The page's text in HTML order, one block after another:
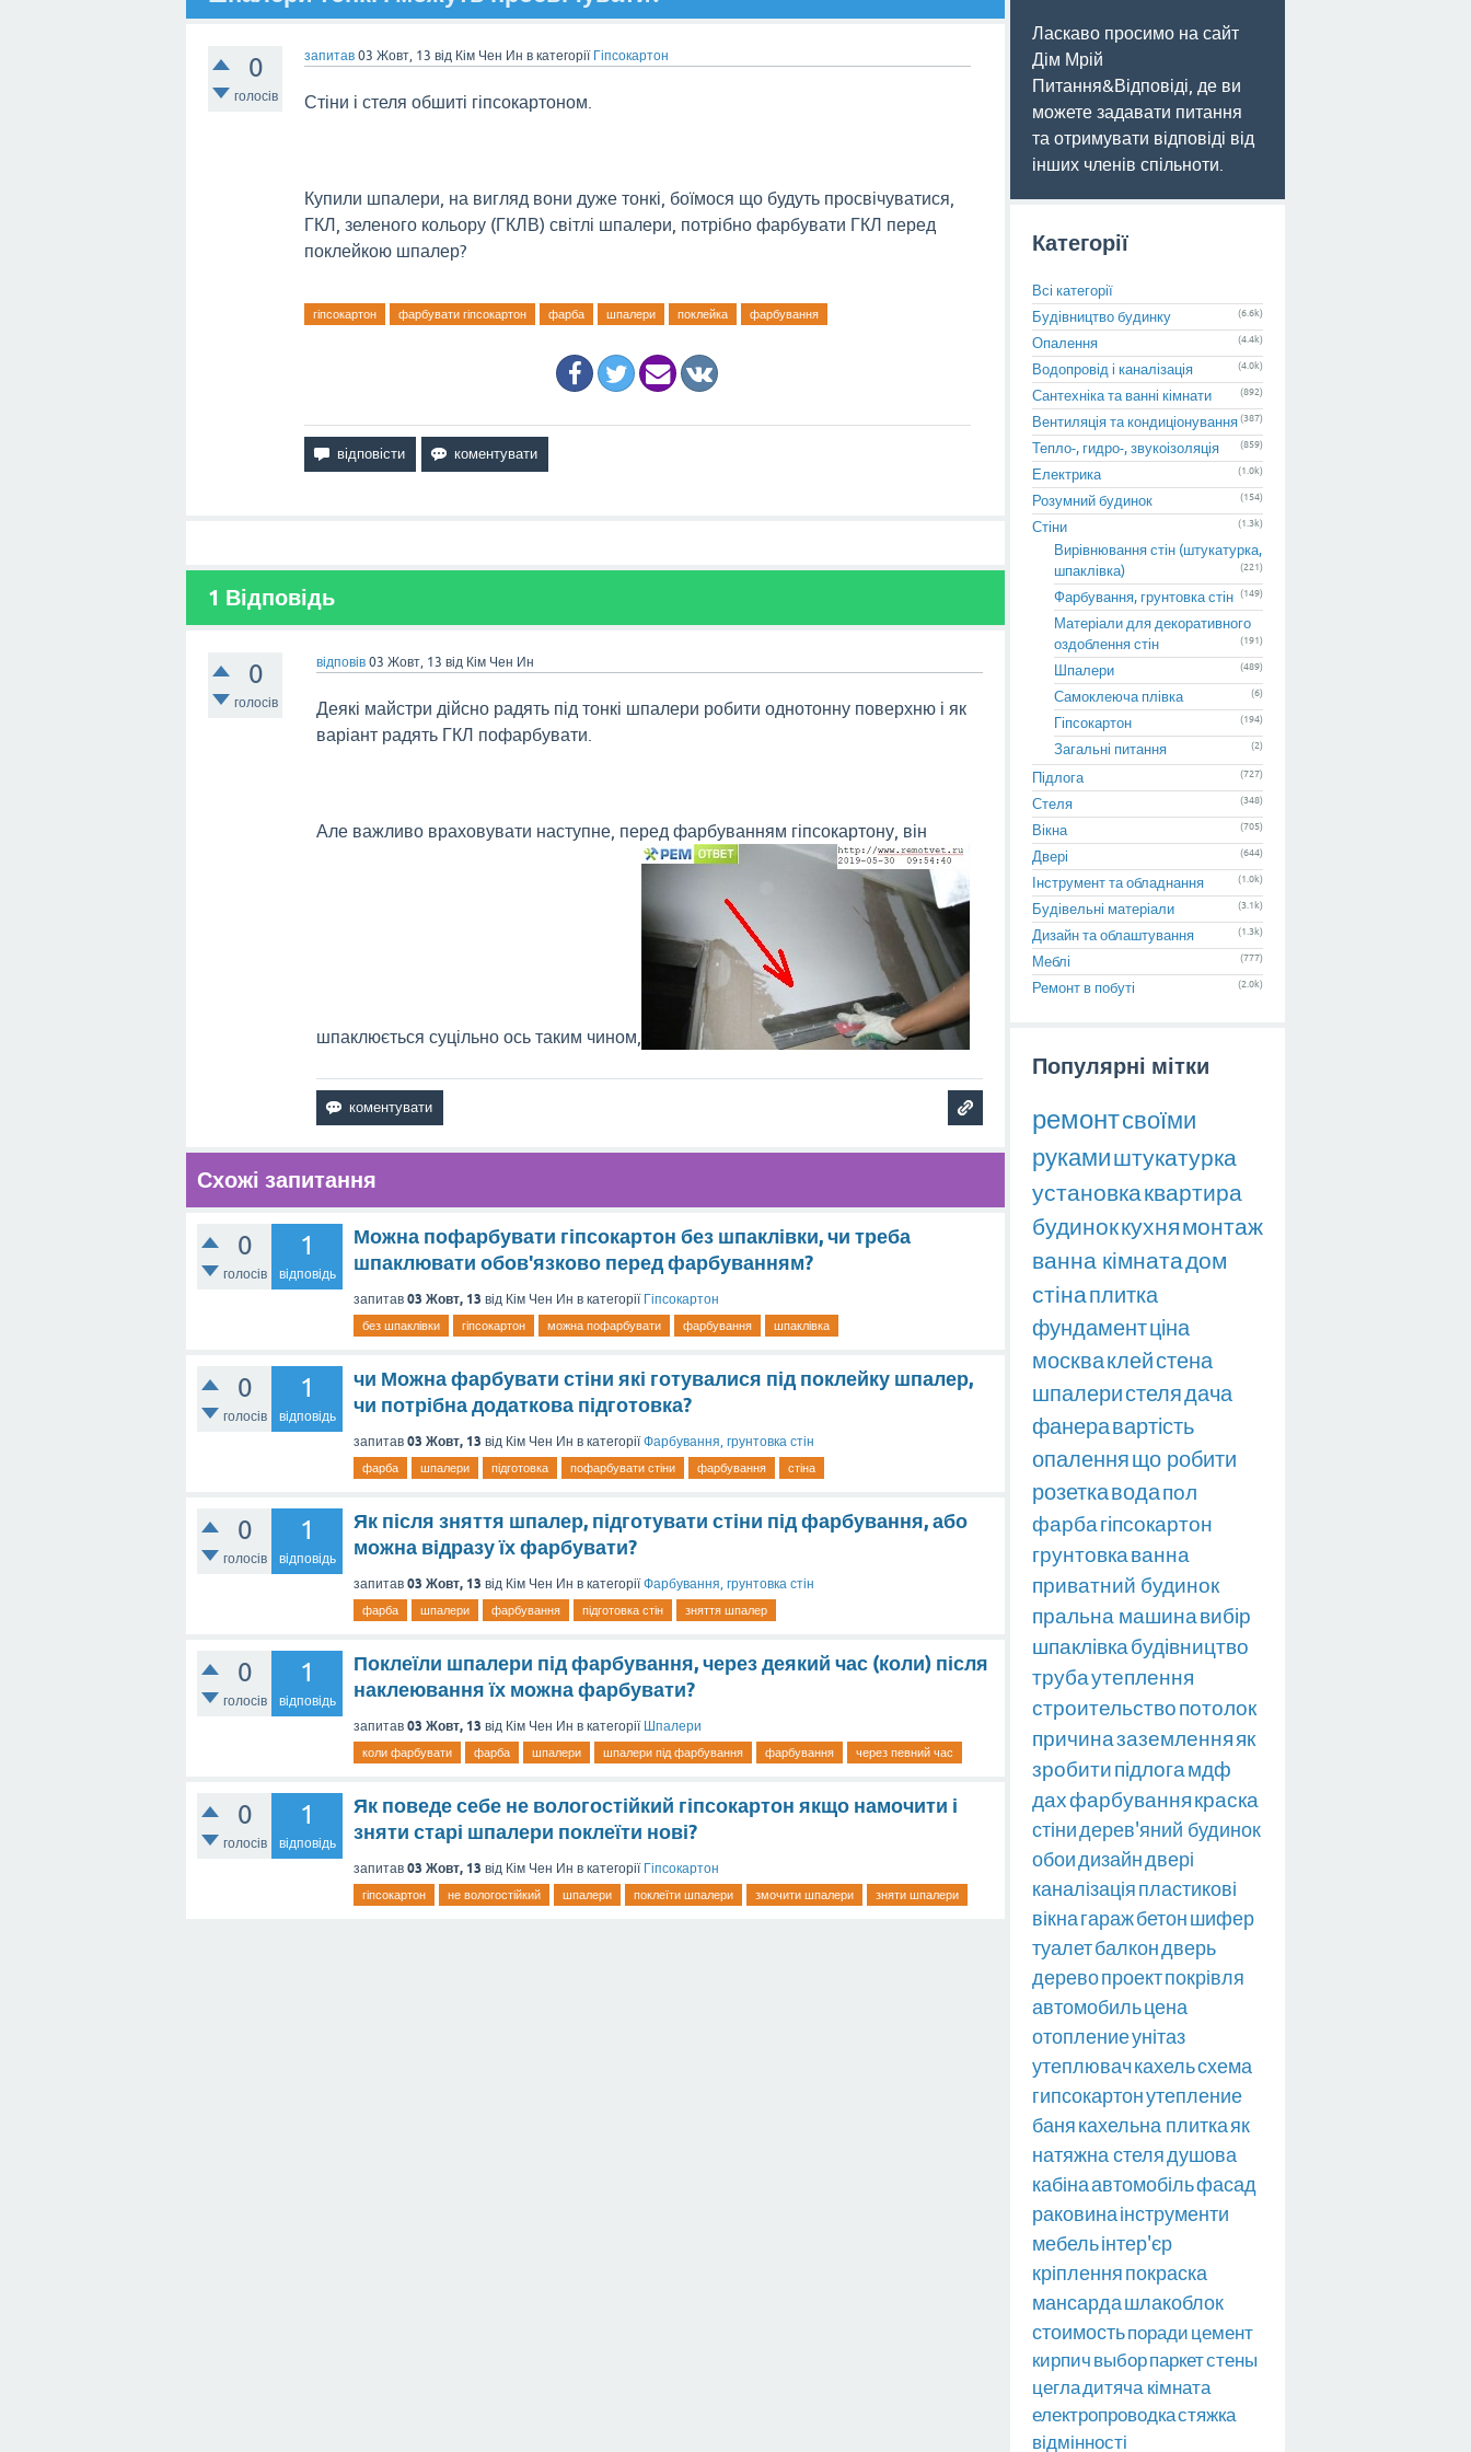
0
голосів
запитав 03 Жовт, 13 від Кім Чен Ин в категорії Гіпсокартон
Стіни і стеля обшиті гіпсокартоном.
Купили шпалери, на вигляд вони дуже тонкі, боїмося що будуть просвічуватися,
ГКЛ, зеленого кольору (ГКЛВ) світлі шпалери, потрібно фарбувати ГКЛ перед
поклейкою шпалер?
гіпсокартон фарбувати гіпсокартон фарба шпалери поклейка фарбування
1 Відповідь
0
голосів
відповів 03 Жовт, 13 від Кім Чен Ин
Деякі майстри дійсно радять під тонкі шпалери робити однотонну поверхню і як
варіант радять ГКЛ пофарбувати.
Але важливо враховувати наступне, перед фарбуванням гіпсокартону, він
шпаклюється суцільно ось таким чином,
Схожі запитання
0
голосів
1
відповідь
Можна пофарбувати гіпсокартон без шпаклівки, чи треба
шпаклювати обов'язково перед фарбуванням?
запитав 03 Жовт, 13 від Кім Чен Ин в категорії Гіпсокартон
без шпаклівки гіпсокартон можна пофарбувати фарбування шпаклівка
0
голосів
1
відповідь
чи Можна фарбувати стіни які готувалися під поклейку шпалер,
чи потрібна додаткова підготовка?
запитав 03 Жовт, 13 від Кім Чен Ин в категоріїФарбування, грунтовка стін
фарба шпалери підготовка пофарбувати стіни фарбування стіна
0
голосів
1
відповідь
Як після зняття шпалер, підготувати стіни під фарбування, або
можна відразу їх фарбувати?
запитав 03 Жовт, 13 від Кім Чен Ин в категоріїФарбування, грунтовка стін
фарба шпалери фарбування підготовка стін зняття шпалер
0
голосів
1
відповідь
Поклеїли шпалери під фарбування, через деякий час (коли) після
наклеювання їх можна фарбувати?
запитав 03 Жовт, 13 від Кім Чен Ин в категорії Шпалери
коли фарбувати фарба шпалери шпалери під фарбування фарбування через певний час
0
голосів
1
відповідь
Як поведе себе не вологостійкий гіпсокартон якщо намочити і
зняти старі шпалери поклеїти нові?
запитав 03 Жовт, 13 від Кім Чен Ин в категорії Гіпсокартон
гіпсокартон не вологостійкий шпалери поклеїти шпалери змочити шпалери зняти шпалери
Ласкаво просимо на сайт
Дім Мрій
Питання&Відповіді, де ви
можете задавати питання
та отримувати відповіді від
інших членів спільноти.
Категорії
Всі категорії
Будівництво будинку
(6.6k)
Опалення (4.4k)
Водопровід і каналізація (4.0k)
Сантехніка та ванні кімнати (892)
Вентиляція та кондиціонування (387)
Тепло-, гидро-, звукоізоляція (859)
Електрика (1.0k)
Розумний будинок (154)
Стіни (1.3k)
Вирівнювання стін (штукатурка,
шпаклівка)
(221)
Фарбування, грунтовка стін (149)
Матеріали для декоративного
оздоблення стін
(191)
Шпалери (489)
Самоклеюча плівка (6)
Гіпсокартон (194)
Загальні питання (2)
Підлога (727)
Стеля (348)
Вікна (705)
Двері (644)
Інструмент та обладнання (1.0k)
Будівельні матеріали (3.1k)
Дизайн та облаштування (1.3k)
Меблі (777)
Ремонт в побуті (2.0k)
Популярні мітки
ремонтсвоїми
рукамиштукатурка
установкаквартира
будиноккухнямонтаж
ванна кімнатадом
стінаплитка
фундаментціна
москваклейстена
шпалеристелядача
фанеравартість
опаленнящо робити
розеткаводапол
фарбагіпсокартон
грунтовкаванна
приватний будинок
пральна машинавибір
шпаклівкабудівництво
трубаутеплення
строительствопотолок
причиназаземленняяк
зробитипідлогамдф
дахфарбуваннякраска
стінидерев'яний будинок
обоидизайндвері
каналізаціяпластикові
вікнагаражбетоншифер
туалетбалкондверь
деревопроектпокрівля
автомобильцена
отоплениеунітаз
утеплювачкахельсхема
гипсокартонутепление
банякахельна плиткаяк
натяжна стелядушова
кабінаавтомобільфасад
раковинаінструменти
мебельінтер'єр
кріпленняпокраска
мансардашлакоблок
стоимостьпоради цемент
кирпич выборпаркетстены
цегладитяча кімната
електропроводкастяжка
відмінності